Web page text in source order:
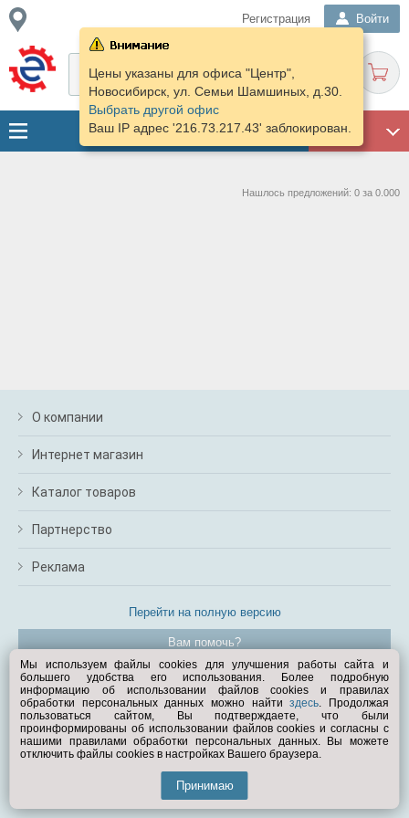
Регистрация Войти
ГАРАЖ
Цены указаны для офиса "Центр",
Новосибирск, ул. Семьи Шамшиных, д.30.
Выбрать другой офис
Ваш IP адрес '216.73.217.43' заблокирован.
Нашлось предложений: 0 за 0.000
О компании
Интернет магазин
Каталог товаров
Партнерство
Реклама
Перейти на полную версию
Вам помочь?
© Exist.ru 1998—2026
Мы используем файлы cookies для улучшения работы сайта и
большего удобства его использования. Более подробную
информацию об использовании файлов cookies и правилах
обработки персональных данных можно найтиздесь. Продолжая
пользоваться сайтом, Вы подтверждаете, что были
проинформированы об использовании файлов cookies и согласны с
нашими правилами обработки персональных данных. Вы можете
отключить файлы cookies в настройках Вашего браузера.
Принимаю